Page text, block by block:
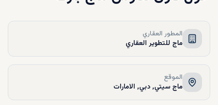
المطور العقاري
ماج للتطوير العقاري
الموقع
ماج سيتي, دبي, الامارات